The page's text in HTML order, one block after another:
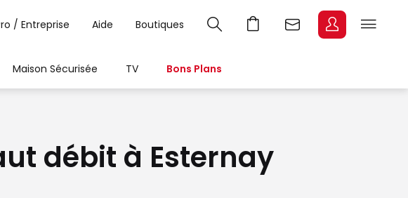
/ Entreprise Aide Boutiques
Maison Sécurisée TV Bons Plans
débit à Esternay